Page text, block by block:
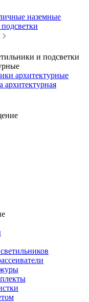
наземные
и подсветки
архитектурные
архитектурная